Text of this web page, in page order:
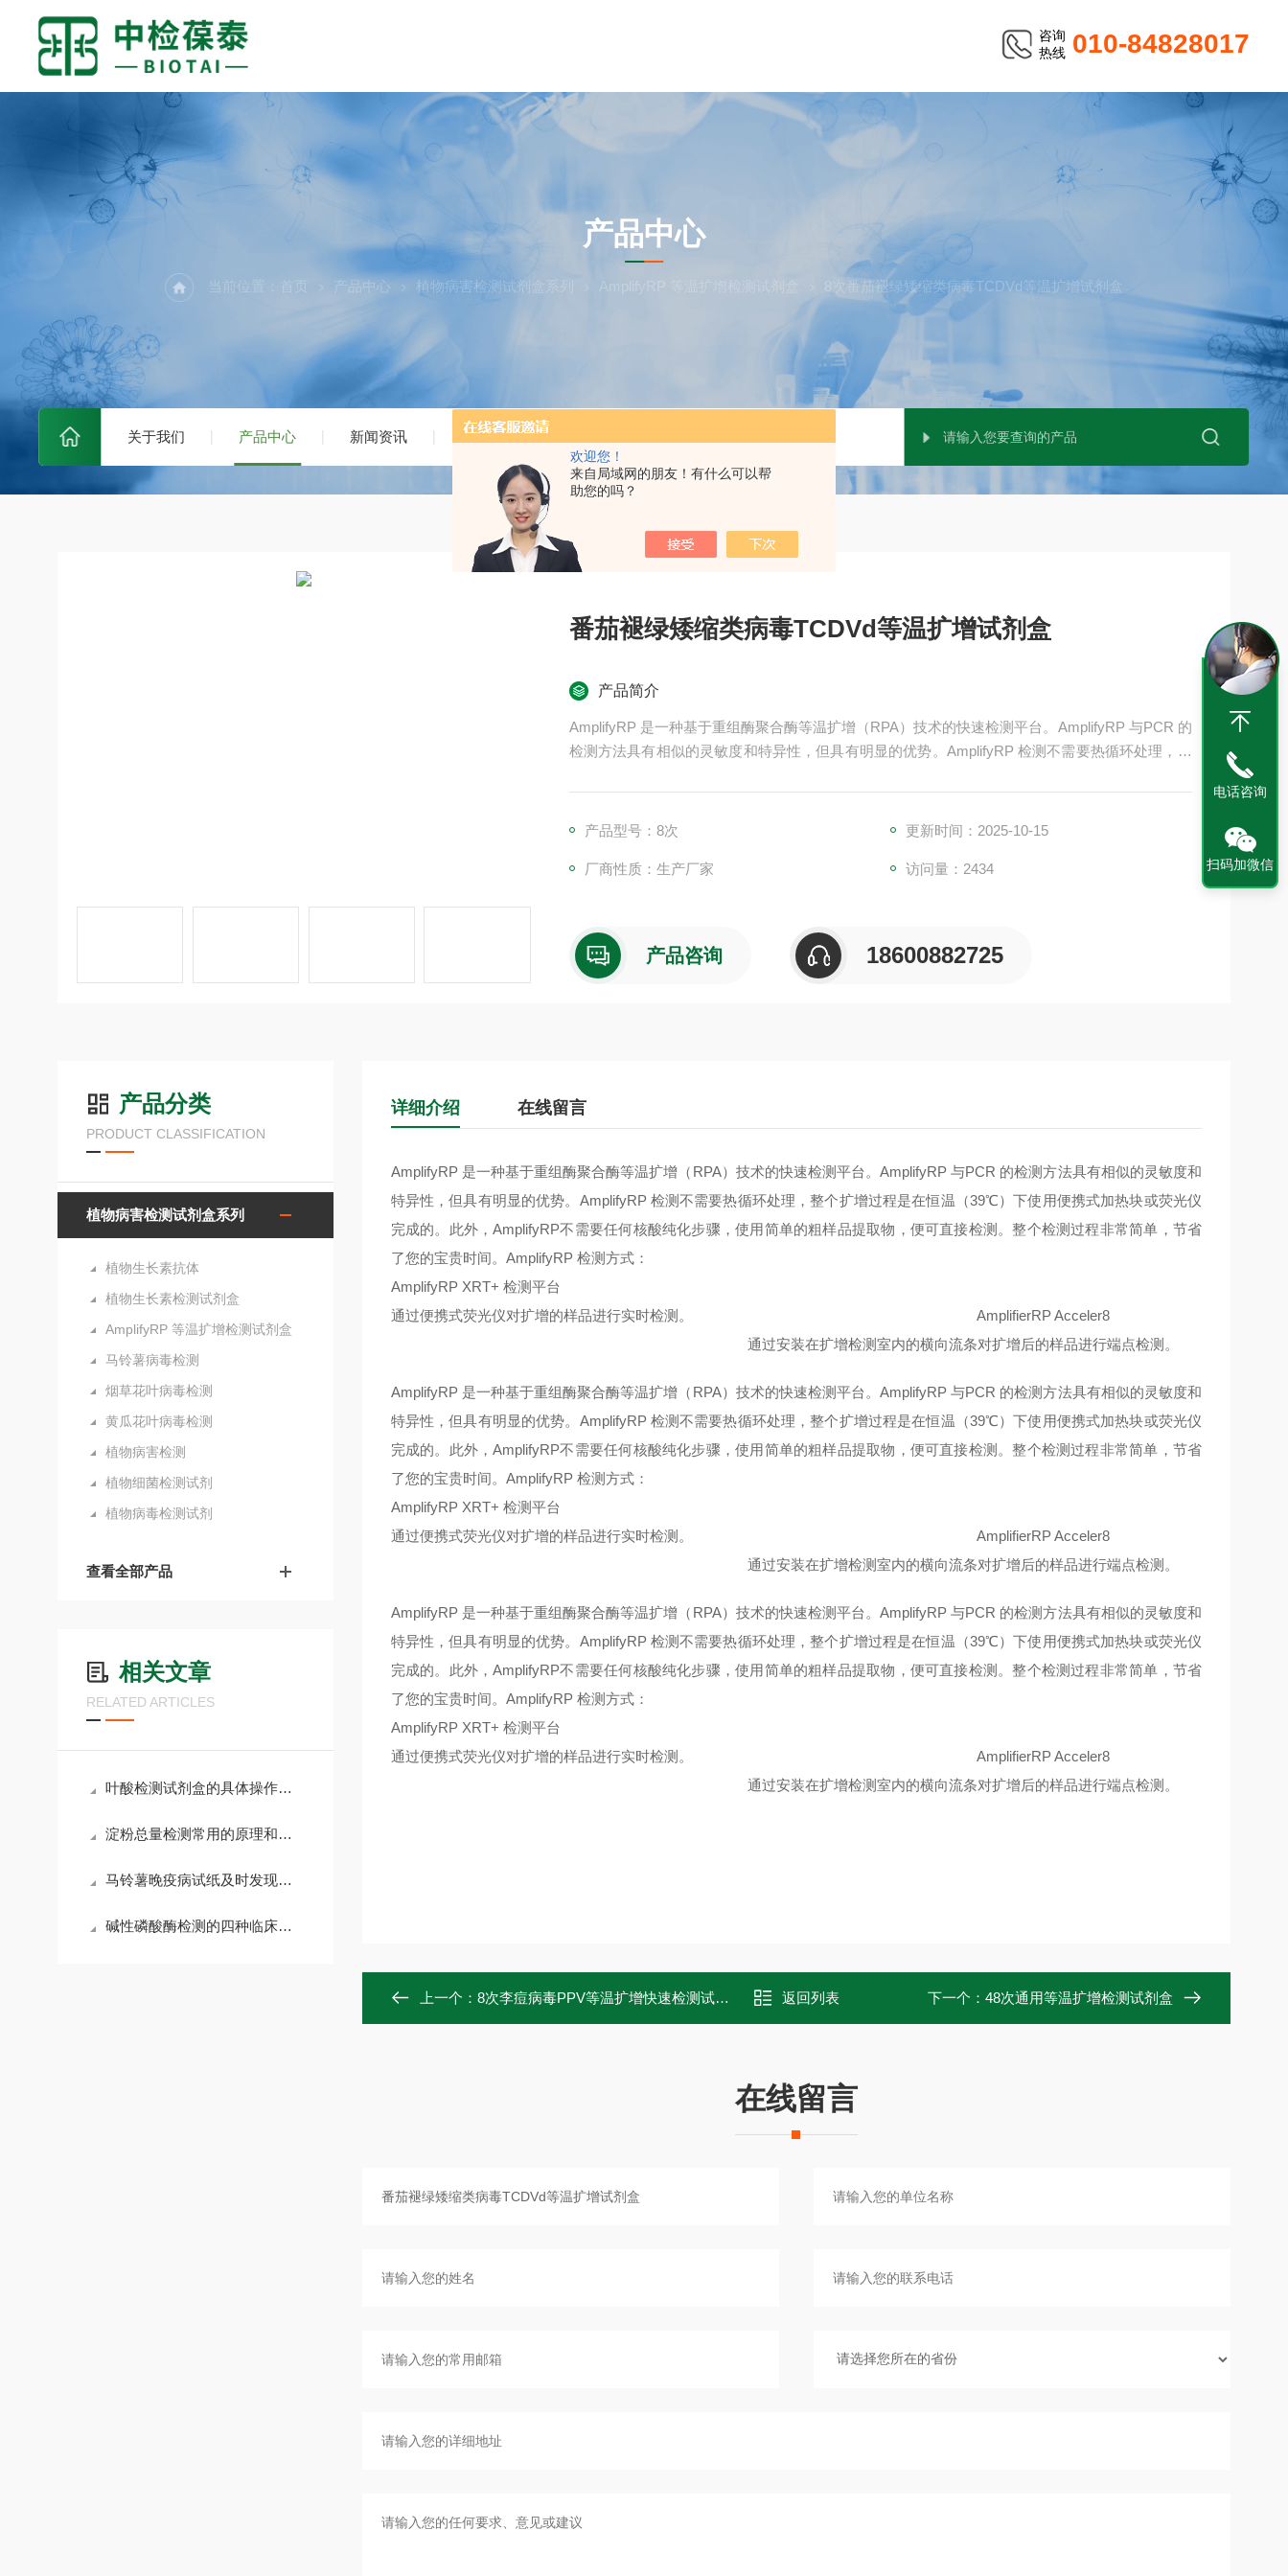
欢迎您！
来自局域网的朋友！有什么可以帮
助您的吗？
咨询
热线 010-84828017
关于我们 产品中心 新闻资讯 技术文章
PRODUCTS CENTER
产品中心
当前位置： 首页 产品中心 植物病害检测试剂盒系列 AmplifyRP 等温扩增检测试剂盒 8次番茄褪绿矮缩类病毒TCDVd等温扩增试剂盒
番茄褪绿矮缩类病毒TCDVd等温扩增试剂盒
产品简介
AmplifyRP 是一种基于重组酶聚合酶等温扩增（RPA）技术的快速检测平台。AmplifyRP 与PCR 的
检测方法具有相似的灵敏度和特异性，但具有明显的优势。AmplifyRP 检测不需要热循环处理，整
贵时间。
产品型号：8次 更新时间：2025-10-15
厂商性质：生产厂家 访问量：2434
产品咨询 18600882725
产品分类
PRODUCT CLASSIFICATION
植物病害检测试剂盒系列
植物生长素抗体
植物生长素检测试剂盒
AmplifyRP 等温扩增检测试剂盒
马铃薯病毒检测
烟草花叶病毒检测
黄瓜花叶病毒检测
植物病害检测
植物细菌检测试剂
植物病毒检测试剂
查看全部产品
相关文章
RELATED ARTICLES
叶酸检测试剂盒的具体操作步骤及应用领域
淀粉总量检测常用的原理和方法介绍
马铃薯晚疫病试纸及时发现危害的原因，尽早防治刻不容缓
碱性磷酸酶检测的四种临床应用详细分析
详细介绍 在线留言
AmplifyRP 是一种基于重组酶聚合酶等温扩增（RPA）技术的快速检测平台。AmplifyRP 与PCR 的检测方法具有相似的灵敏度和
特异性，但具有明显的优势。AmplifyRP 检测不需要热循环处理，整个扩增过程是在恒温（39℃）下使用便携式加热块或荧光仪
完成的。此外，AmplifyRP不需要任何核酸纯化步骤，使用简单的粗样品提取物，便可直接检测。整个检测过程非常简单，节省
了您的宝贵时间。AmplifyRP 检测方式：
AmplifyRP XRT+ 检测平台
通过便携式荧光仪对扩增的样品进行实时检测。 AmplifierRP Acceler8
通过安装在扩增检测室内的横向流条对扩增后的样品进行端点检测。
AmplifyRP 是一种基于重组酶聚合酶等温扩增（RPA）技术的快速检测平台。AmplifyRP 与PCR 的检测方法具有相似的灵敏度和
特异性，但具有明显的优势。AmplifyRP 检测不需要热循环处理，整个扩增过程是在恒温（39℃）下使用便携式加热块或荧光仪
完成的。此外，AmplifyRP不需要任何核酸纯化步骤，使用简单的粗样品提取物，便可直接检测。整个检测过程非常简单，节省
了您的宝贵时间。AmplifyRP 检测方式：
AmplifyRP XRT+ 检测平台
通过便携式荧光仪对扩增的样品进行实时检测。 AmplifierRP Acceler8
通过安装在扩增检测室内的横向流条对扩增后的样品进行端点检测。
AmplifyRP 是一种基于重组酶聚合酶等温扩增（RPA）技术的快速检测平台。AmplifyRP 与PCR 的检测方法具有相似的灵敏度和
特异性，但具有明显的优势。AmplifyRP 检测不需要热循环处理，整个扩增过程是在恒温（39℃）下使用便携式加热块或荧光仪
完成的。此外，AmplifyRP不需要任何核酸纯化步骤，使用简单的粗样品提取物，便可直接检测。整个检测过程非常简单，节省
了您的宝贵时间。AmplifyRP 检测方式：
AmplifyRP XRT+ 检测平台
通过便携式荧光仪对扩增的样品进行实时检测。 AmplifierRP Acceler8
通过安装在扩增检测室内的横向流条对扩增后的样品进行端点检测。
上一个： 8次李痘病毒PPV等温扩增快速检测试剂盒 返回列表 下一个： 48次通用等温扩增检测试剂盒
在线留言
电话咨询
扫码加微信